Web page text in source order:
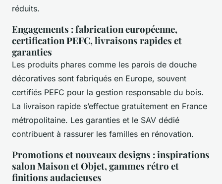
réduits.
Engagements : fabrication européenne,
certification PEFC, livraisons rapides et
garanties
Les produits phares comme les parois de douche
décoratives sont fabriqués en Europe, souvent
certifiés PEFC pour la gestion responsable du bois.
La livraison rapide s’effectue gratuitement en France
métropolitaine. Les garanties et le SAV dédié
contribuent à rassurer les familles en rénovation.
Promotions et nouveaux designs : inspirations
salon Maison et Objet, gammes rétro et
finitions audacieuses